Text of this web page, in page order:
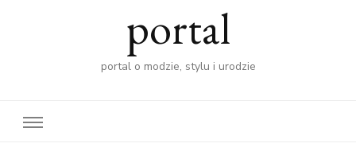
portal
portal o modzie, stylu i urodzie